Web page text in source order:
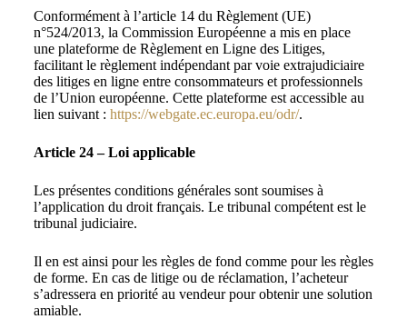
Conformément à l’article 14 du Règlement (UE)
n°524/2013, la Commission Européenne a mis en place
une plateforme de Règlement en Ligne des Litiges,
facilitant le règlement indépendant par voie extrajudiciaire
des litiges en ligne entre consommateurs et professionnels
de l’Union européenne. Cette plateforme est accessible au
lien suivant : https://webgate.ec.europa.eu/odr/.
Article 24 – Loi applicable
Les présentes conditions générales sont soumises à
l’application du droit français. Le tribunal compétent est le
tribunal judiciaire.
Il en est ainsi pour les règles de fond comme pour les règles
de forme. En cas de litige ou de réclamation, l’acheteur
s’adressera en priorité au vendeur pour obtenir une solution
amiable.